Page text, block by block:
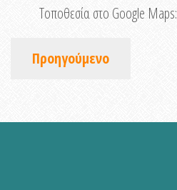
Τοποθεσία στο Google Maps:
Προηγούμενο